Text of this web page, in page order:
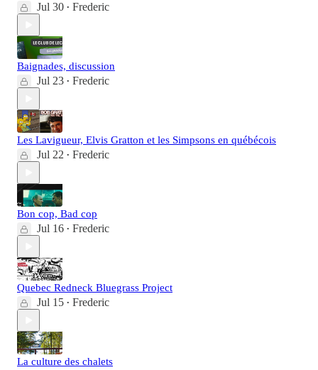
Jul 30 • Frederic
Baignades, discussion
Jul 23 • Frederic
Les Lavigueur, Elvis Gratton et les Simpsons en québécois
Jul 22 • Frederic
Bon cop, Bad cop
Jul 16 • Frederic
Quebec Redneck Bluegrass Project
Jul 15 • Frederic
La culture des chalets